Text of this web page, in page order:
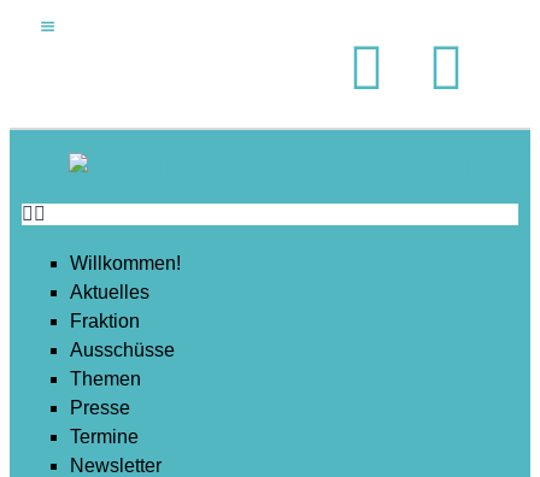
Willkommen!
Aktuelles
Fraktion
Ausschüsse
Themen
Presse
Termine
Newsletter